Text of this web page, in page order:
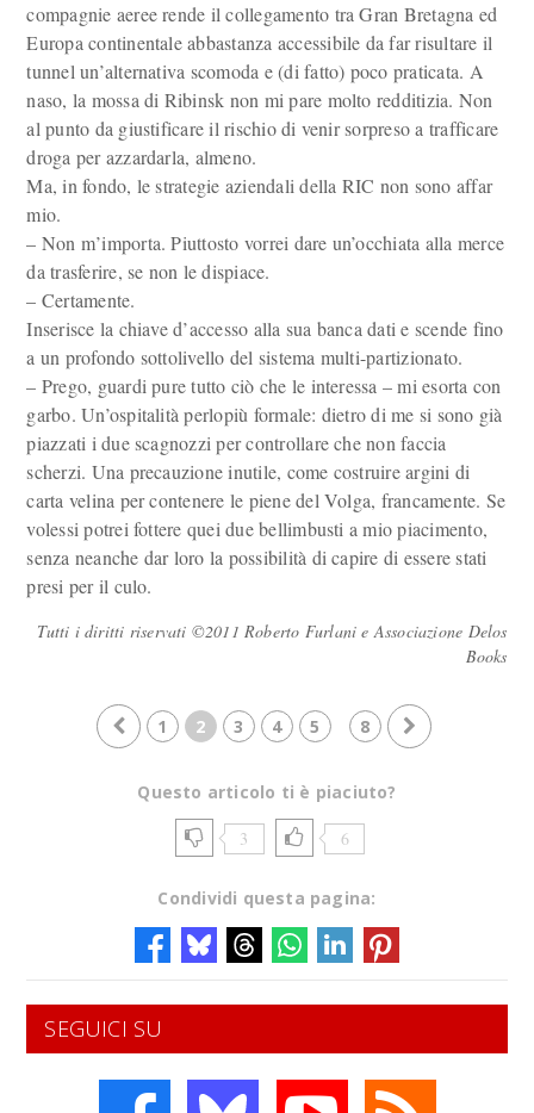
compagnie aeree rende il collegamento tra Gran Bretagna ed
Europa continentale abbastanza accessibile da far risultare il
tunnel un’alternativa scomoda e (di fatto) poco praticata. A
naso, la mossa di Ribinsk non mi pare molto redditizia. Non
al punto da giustificare il rischio di venir sorpreso a trafficare
droga per azzardarla, almeno.
Ma, in fondo, le strategie aziendali della RIC non sono affar
mio.
– Non m’importa. Piuttosto vorrei dare un’occhiata alla merce
da trasferire, se non le dispiace.
– Certamente.
Inserisce la chiave d’accesso alla sua banca dati e scende fino
a un profondo sottolivello del sistema multi-partizionato.
– Prego, guardi pure tutto ciò che le interessa – mi esorta con
garbo. Un’ospitalità perlopiù formale: dietro di me si sono già
piazzati i due scagnozzi per controllare che non faccia
scherzi. Una precauzione inutile, come costruire argini di
carta velina per contenere le piene del Volga, francamente. Se
volessi potrei fottere quei due bellimbusti a mio piacimento,
senza neanche dar loro la possibilità di capire di essere stati
presi per il culo.
Tutti i diritti riservati ©2011 Roberto Furlani e Associazione Delos
Books
1 2 3 4 5 8
Questo articolo ti è piaciuto?
3 6
Condividi questa pagina:
SEGUICI SU